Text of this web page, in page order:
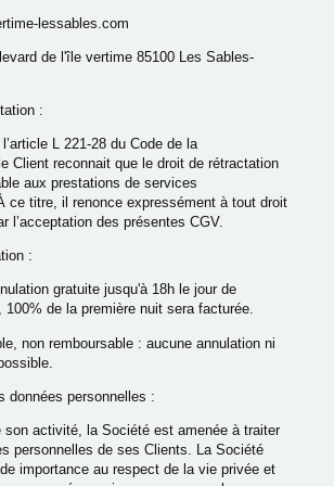
lessables.com
de l'île vertime 85100 Les Sables-
:
L 221-28 du Code de la
Client reconnait que le droit de rétractation
aux prestations de services
ce titre, il renonce expressément à tout droit
l’acceptation des présentes CGV.
:
gratuite jusqu'à 18h le jour de
100% de la première nuit sera facturée.
non remboursable : aucune annulation ni
données personnelles :
son activité, la Société est amenée à traiter
personnelles de ses Clients. La Société
importance au respect de la vie privée et